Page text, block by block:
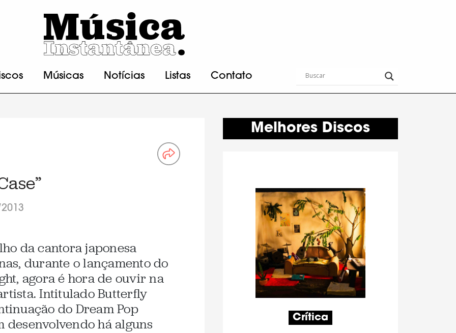
Músicas Notícias Listas Contato
da cantora japonesa
durante o lançamento do
agora é hora de ouvir na
Intitulado Butterfly
do Dream Pop
há alguns
Melhores Discos
Crítica